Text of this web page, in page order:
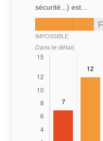
sécurité...) est...
F
IMPOSSIBLE
Dans le détail,